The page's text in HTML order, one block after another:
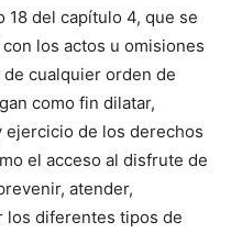
del capítulo 4, que se
los actos u omisiones
cualquier orden de
como fin dilatar,
de los derechos
el acceso al disfrute de
atender,
los diferentes tipos de